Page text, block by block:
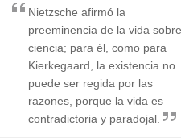
Nietzsche afirmó la
preeminencia de la vida
ciencia; para él, como para
Kierkegaard, la existencia no
puede ser regida por las
razones, porque la vida es
contradictoria y paradojal.